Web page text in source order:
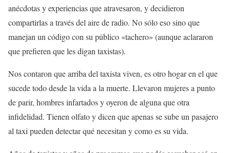
anécdotas y experiencias que atravesaron, y decidieron
compartirlas a través del aire de radio. No sólo eso sino que
manejan un código con su público «tachero» (aunque aclararon
que prefieren que les digan taxistas).
Nos contaron que arriba del taxista viven, es otro hogar en el que
sucede todo desde la vida a la muerte. Llevaron mujeres a punto
de parir, hombres infartados y oyeron de alguna que otra
infidelidad. Tienen olfato y dicen que apenas se sube un pasajero
al taxi pueden detectar qué necesitan y como es su vida.